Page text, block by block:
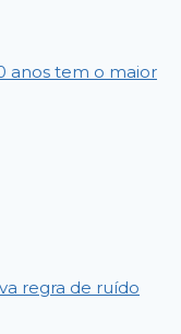
anos tem o maior
regra de ruído